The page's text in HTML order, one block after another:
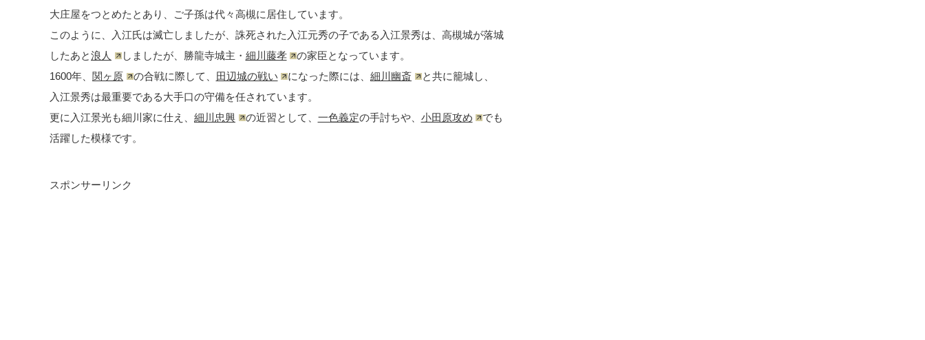
大庄屋をつとめたとあり、ご子孫は代々高槻に居住しています。
このように、入江氏は滅亡しましたが、誅死された入江元秀の子である入江景秀は、高槻城が落城
したあと浪人 しましたが、勝龍寺城主・ 細川藤孝
の家臣となっています。
1600年、 関ヶ原 の合戦に際して、 田辺城の戦い になった際には、 細川幽斎
と共に籠城し、
入江景秀は最重要である大手口の守備を任されています。
更に入江景光も細川家に仕え、 細川忠興 の近習として、 一色義定の手討ちや、 小田原攻め
でも
活躍した模様です。
スポンサーリンク